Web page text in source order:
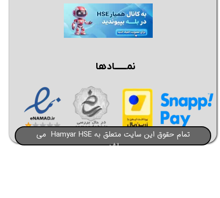
تمام حقوق این سایت متعلق به Hamyar HSE می
باشد​​​​​​​
نمــــــادها